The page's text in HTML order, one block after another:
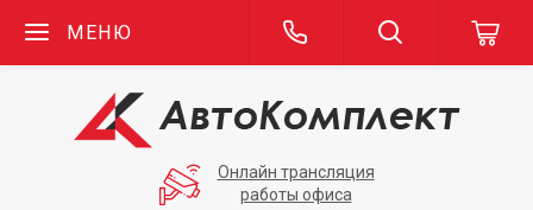
МЕНЮ
Онлайн трансляция
работы офиса